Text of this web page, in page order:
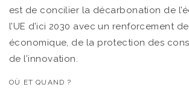
est de concilier la décarbonation de
l’UE d’ici 2030 avec un renforcement
économique, de la protection des
de l’innovation.
OÙ ET QUAND ?